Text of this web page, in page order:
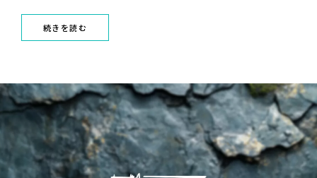
続きを読む